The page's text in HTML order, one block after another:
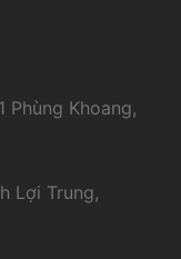
Phùng Khoang,
Lợi Trung,